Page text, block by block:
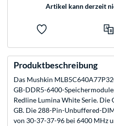
Artikel kann derzeit
Produktbeschreibung
Das Mushkin
GB-DDR5-6400-
Redline Lumina White Serie. Die
GB. Die 288-Pin-Unbuffered-
von 30-37-37-96 bei 6400 MHz